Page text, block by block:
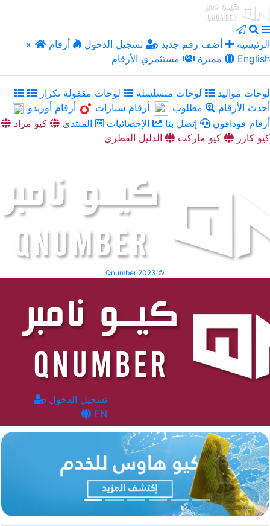
× الرئيسية أضف رقم جديد تسجيل الدخول
أرقام
مميزة
مستثمري الأرقام English
لوحات مواليد لوحات متسلسلة
لوحات مقفولة تكرار
أحدث الأرقام
مطلوب أرقام سيارات
أرقام أوريدو
أرقام فودافون
إتصل بنا الإحصائيات المنتدى
كيو مزاد
كيو كارز
كيو ماركت الدليل القطري
Qnumber 2023 ©
تسجيل الدخول
EN